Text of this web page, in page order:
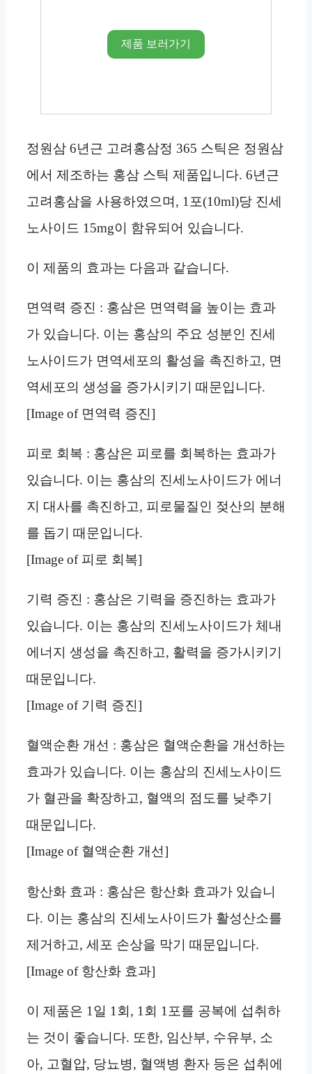
제품 보러가기
정원삼 6년근 고려홍삼정 365 스틱은 정원삼
에서 제조하는 홍삼 스틱 제품입니다. 6년근
고려홍삼을 사용하였으며, 1포(10ml)당 진세
노사이드 15mg이 함유되어 있습니다.
이 제품의 효과는 다음과 같습니다.
면역력 증진 : 홍삼은 면역력을 높이는 효과
가 있습니다. 이는 홍삼의 주요 성분인 진세
노사이드가 면역세포의 활성을 촉진하고, 면
역세포의 생성을 증가시키기 때문입니다.
[Image of 면역력 증진]
피로 회복 : 홍삼은 피로를 회복하는 효과가
있습니다. 이는 홍삼의 진세노사이드가 에너
지 대사를 촉진하고, 피로물질인 젖산의 분해
를 돕기 때문입니다.
[Image of 피로 회복]
기력 증진 : 홍삼은 기력을 증진하는 효과가
있습니다. 이는 홍삼의 진세노사이드가 체내
에너지 생성을 촉진하고, 활력을 증가시키기
때문입니다.
[Image of 기력 증진]
혈액순환 개선 : 홍삼은 혈액순환을 개선하는
효과가 있습니다. 이는 홍삼의 진세노사이드
가 혈관을 확장하고, 혈액의 점도를 낮추기
때문입니다.
[Image of 혈액순환 개선]
항산화 효과 : 홍삼은 항산화 효과가 있습니
다. 이는 홍삼의 진세노사이드가 활성산소를
제거하고, 세포 손상을 막기 때문입니다.
[Image of 항산화 효과]
이 제품은 1일 1회, 1회 1포를 공복에 섭취하
는 것이 좋습니다. 또한, 임산부, 수유부, 소
아, 고혈압, 당뇨병, 혈액병 환자 등은 섭취에